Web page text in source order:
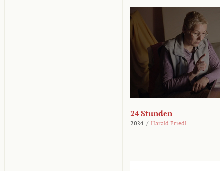
24 Stunden
2024 / Harald Friedl